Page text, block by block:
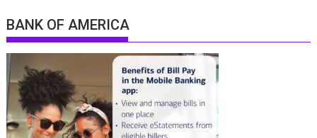
BANK OF AMERICA